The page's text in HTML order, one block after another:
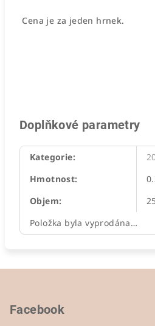
Cena je za jeden hrnek.
Doplňkové parametry
Kategorie:
Hmotnost:
Objem:
Položka byla vyprodána…
Facebook